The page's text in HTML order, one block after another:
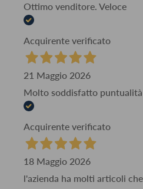
Ottimo venditore. Veloce
Acquirente verificato
21 Maggio 2026
Molto soddisfatto puntualità
Acquirente verificato
18 Maggio 2026
l'azienda ha molti articoli